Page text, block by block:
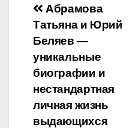
Навигация
по
записям
Абрамова
Татьяна и Юрий
Беляев —
уникальные
биографии и
нестандартная
личная жизнь
выдающихся